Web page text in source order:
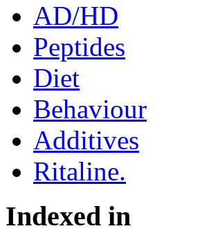
AD/HD
Peptides
Diet
Behaviour
Additives
Ritaline.
Indexed in